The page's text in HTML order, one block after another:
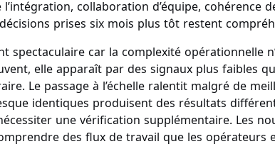
collaboration d’équipe, cohérence
prises six mois plus tôt restent
spectaculaire car la complexité opérationnelle
elle apparaît par des signaux plus faibles
Le passage à l’échelle ralentit malgré de
identiques produisent des résultats
une vérification supplémentaire. Les
des flux de travail que les opérateurs